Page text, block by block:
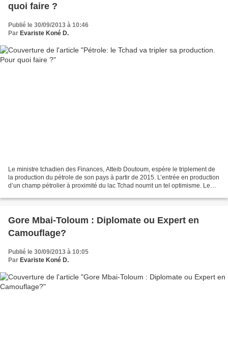
quoi faire ?
Publié le 30/09/2013 à 10:46
Par Evariste Koné D.
Le ministre tchadien des Finances, Atteib Doutoum, espère le triplement de
la production du pétrole de son pays à partir de 2015. L’entrée en production
d’un champ pétrolier à proximité du lac Tchad nourrit un tel optimisme. Le
Gore Mbai-Toloum : Diplomate ou Expert en
Camouflage?
Publié le 30/09/2013 à 10:05
Par Evariste Koné D.